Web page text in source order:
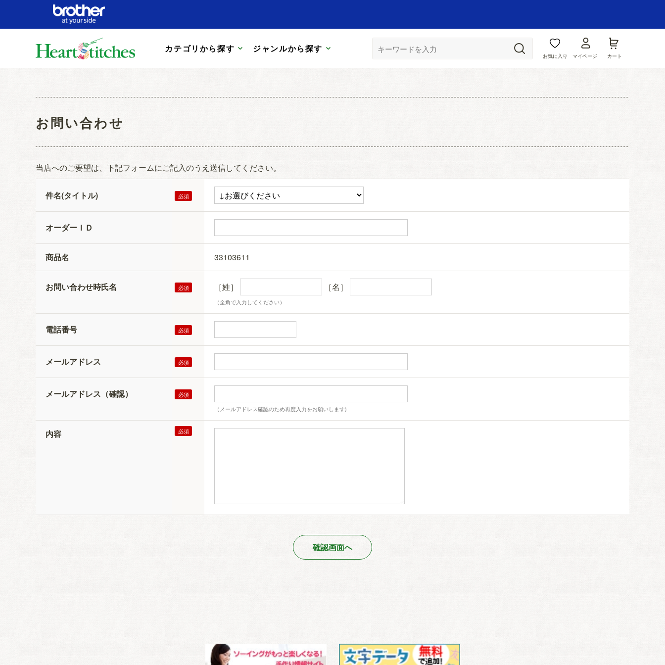
カテゴリから探す ジャンルから探す
お気に入り マイページ カート
お問い合わせ
当店へのご要望は、下記フォームにご記入のうえ送信してください。
件名(タイトル)
オーダーＩＤ
商品名 33103611
お問い合わせ時氏名 ［姓］ ［名］
（全角で入力してください）
電話番号
メールアドレス
メールアドレス（確認）
（メールアドレス確認のため再度入力をお願いします)
内容